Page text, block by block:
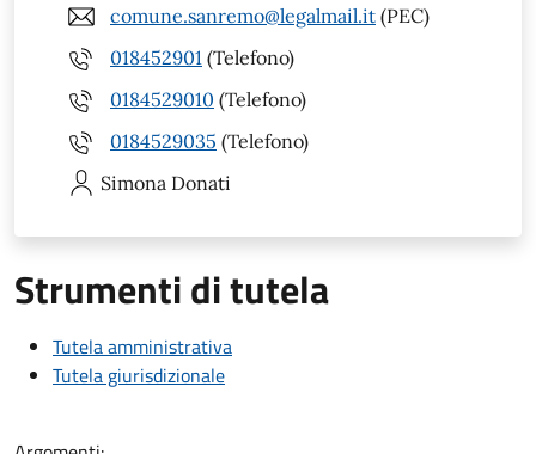
comune.sanremo@legalmail.it (PEC)
018452901 (Telefono)
0184529010 (Telefono)
0184529035 (Telefono)
Simona Donati
Strumenti di tutela
Tutela amministrativa
Tutela giurisdizionale